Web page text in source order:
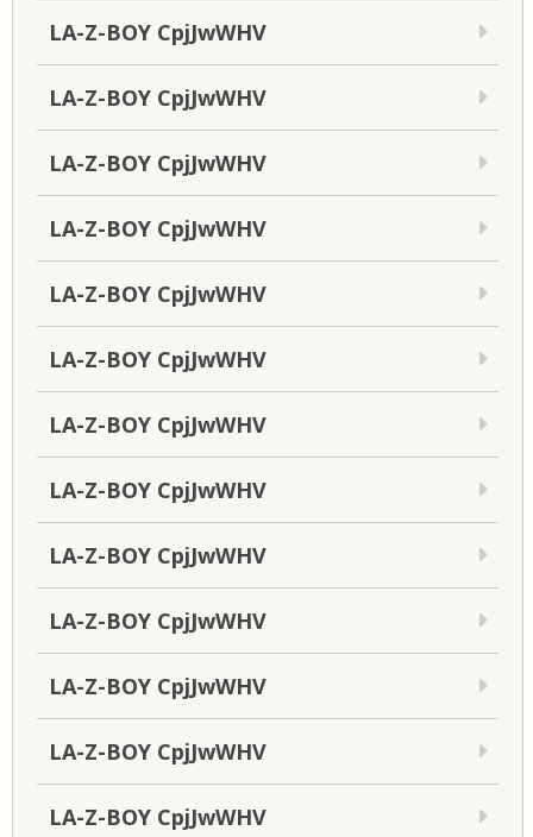
LA-Z-BOY CpjJwWHV
LA-Z-BOY CpjJwWHV
LA-Z-BOY CpjJwWHV
LA-Z-BOY CpjJwWHV
LA-Z-BOY CpjJwWHV
LA-Z-BOY CpjJwWHV
LA-Z-BOY CpjJwWHV
LA-Z-BOY CpjJwWHV
LA-Z-BOY CpjJwWHV
LA-Z-BOY CpjJwWHV
LA-Z-BOY CpjJwWHV
LA-Z-BOY CpjJwWHV
LA-Z-BOY CpjJwWHV